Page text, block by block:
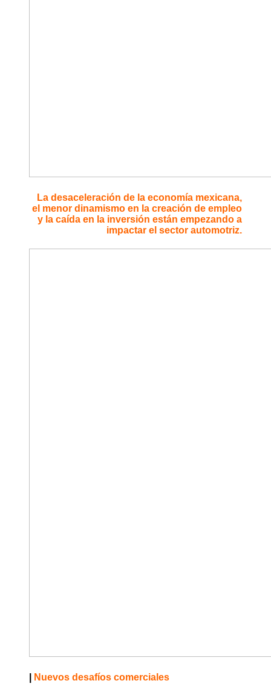
La desaceleración de la economía mexicana,
el menor dinamismo en la creación de empleo
y la caída en la inversión están empezando a
impactar el sector automotriz.
Nuevos desafíos comerciales